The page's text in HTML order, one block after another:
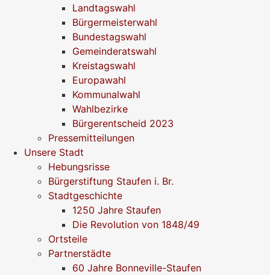
Landtagswahl
Bürgermeisterwahl
Bundestagswahl
Gemeinderatswahl
Kreistagswahl
Europawahl
Kommunalwahl
Wahlbezirke
Bürgerentscheid 2023
Pressemitteilungen
Unsere Stadt
Hebungsrisse
Bürgerstiftung Staufen i. Br.
Stadtgeschichte
1250 Jahre Staufen
Die Revolution von 1848/49
Ortsteile
Partnerstädte
60 Jahre Bonneville-Staufen